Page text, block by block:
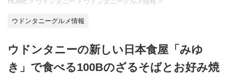
ウドンタニーグルメ情報
ウドンタニーの新しい日本食屋「みゆ
き」で食べる100Bのざるそばとお好み焼